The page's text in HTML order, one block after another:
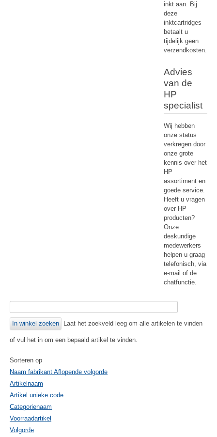
inkt aan. Bij
deze
inktcartridges
betaalt u
tijdelijk geen
verzendkosten.
Advies
van de
HP
specialist
Wij hebben
onze status
verkregen door
onze grote
kennis over het
HP
assortiment en
goede service.
Heeft u vragen
over HP
producten?
Onze
deskundige
medewerkers
helpen u graag
telefonisch, via
e-mail of de
chatfunctie.
Laat het zoekveld leeg om alle artikelen te vinden
of vul het in om een bepaald artikel te vinden.
Sorteren op
Naam fabrikant Aflopende volgorde
Artikelnaam
Artikel unieke code
Categorienaam
Voorraadartikel
Volgorde